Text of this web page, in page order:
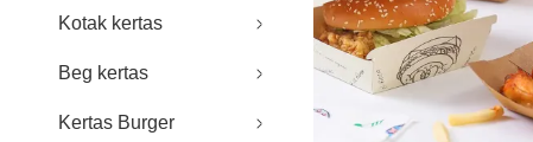
Kotak kertas
Beg kertas
Kertas Burger